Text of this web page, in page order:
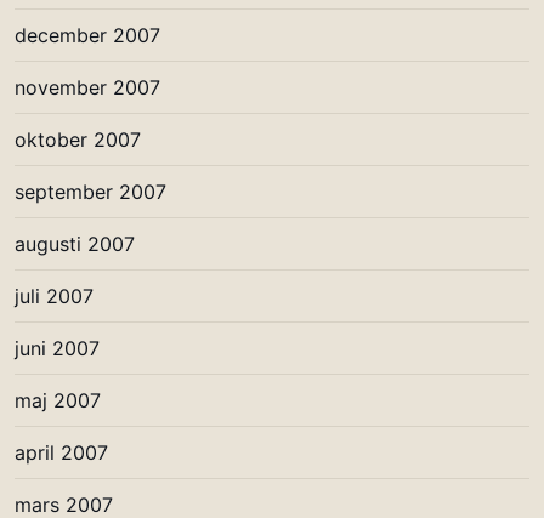
december 2007
november 2007
oktober 2007
september 2007
augusti 2007
juli 2007
juni 2007
maj 2007
april 2007
mars 2007